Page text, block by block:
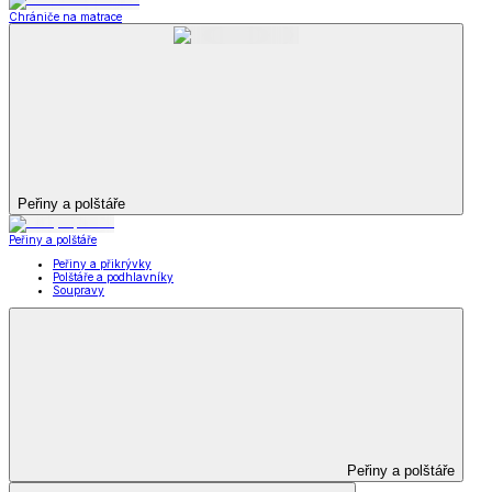
Chrániče na matrace
Peřiny a polštáře
Peřiny a polštáře
Peřiny a přikrývky
Polštáře a podhlavníky
Soupravy
Peřiny a polštáře